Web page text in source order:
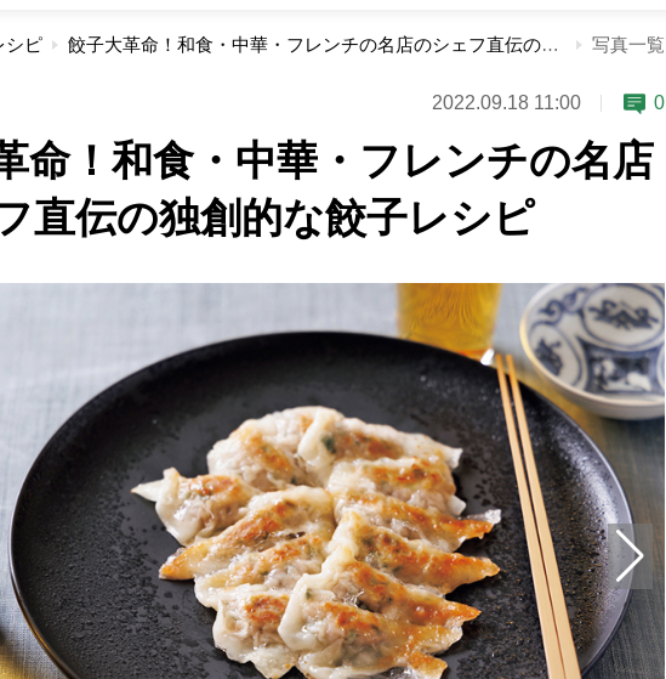
シピ 餃子大革命！和食・中華・フレンチの名店のシェフ直伝の独創的な餃子レシピ 写真一覧
2022.09.18 11:00 0
命！和食・中華・フレンチの名店
直伝の独創的な餃子レシピ